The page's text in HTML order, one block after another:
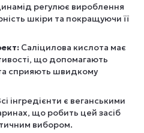
регулює вироблення
шкіри та покращуючи її
Саліцилова кислота має
що допомагають
сприяють швидкому
інгредієнти є веганськими
що робить цей засіб
вибором.